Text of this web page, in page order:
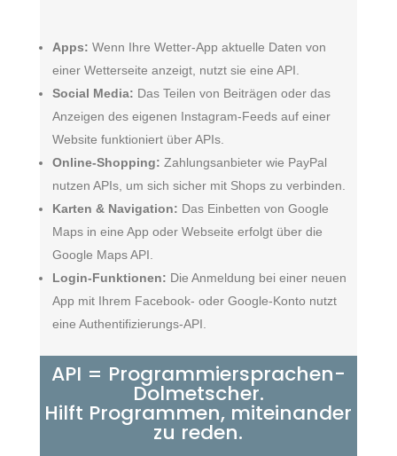
Apps: Wenn Ihre Wetter-App aktuelle Daten von
einer Wetterseite anzeigt, nutzt sie eine API.
Social Media: Das Teilen von Beiträgen oder das
Anzeigen des eigenen Instagram-Feeds auf einer
Website funktioniert über APIs.
Online-Shopping: Zahlungsanbieter wie PayPal
nutzen APIs, um sich sicher mit Shops zu verbinden.
Karten & Navigation: Das Einbetten von Google
Maps in eine App oder Webseite erfolgt über die
Google Maps API.
Login-Funktionen: Die Anmeldung bei einer neuen
App mit Ihrem Facebook- oder Google-Konto nutzt
eine Authentifizierungs-API.
API = Programmiersprachen-
Dolmetscher.
Hilft Programmen, miteinander
zu reden.